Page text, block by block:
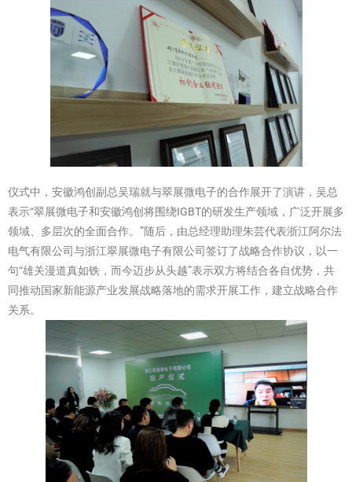
仪式中，安徽鸿创副总吴瑞就与翠展微电子的合作展开了演讲，吴总
表示“翠展微电子和安徽鸿创将围绕IGBT的研发生产领域，广泛开展多
领域、多层次的全面合作。”随后，由总经理助理朱芸代表浙江阿尔法
电气有限公司与浙江翠展微电子有限公司签订了战略合作协议，以一
句“雄关漫道真如铁，而今迈步从头越”表示双方将结合各自优势，共
同推动国家新能源产业发展战略落地的需求开展工作，建立战略合作
关系。